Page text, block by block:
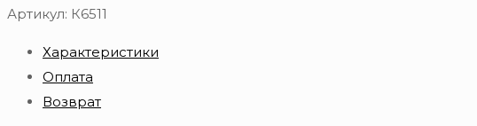
Кольцо
пробы
Артикул: К6511
Характеристики
Оплата
Возврат